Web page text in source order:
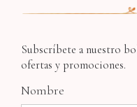
Subscríbete a nuestro
ofertas y promociones.
Nombre